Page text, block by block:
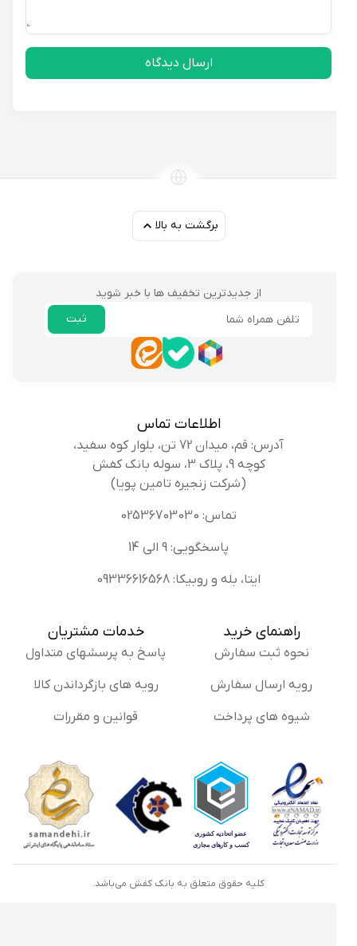
ارسال دیدگاه
برگشت به بالا
از جدیدترین تخفیف ها با خبر شوید
اطلاعات تماس
آدرس: قم، میدان 72 تن، بلوار کوه سفید،
کوچه 9، پلاک 3، سوله بانک کفش
(شرکت زنجیره تامین پویا)
تماس: 02536703030
پاسخگویی: 9 الی 14
ایتا، بله و روبیکا: 09336616568
راهنمای خرید
نحوه ثبت سفارش
رویه ارسال سفارش
شیوه های پرداخت
خدمات مشتریان
پاسخ به پرسشهای متداول
رویه های بازگرداندن کالا
قوانین و مقررات
کلیه حقوق متعلق به بانک کفش می‌باشد.